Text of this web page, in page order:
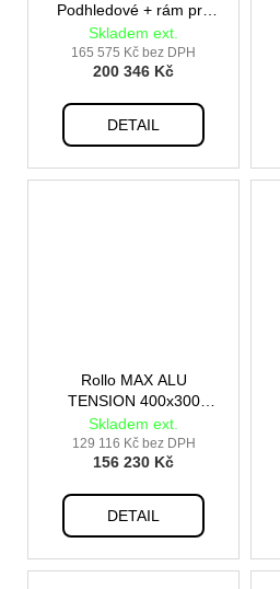
Podhledové + rám pro
vestavbu
Skladem ext.
165 575 Kč bez DPH
200 346 Kč
DETAIL
Rollo MAX ALU
TENSION 400x300
Podhledové + rám pro
vestavbu
Skladem ext.
129 116 Kč bez DPH
156 230 Kč
DETAIL